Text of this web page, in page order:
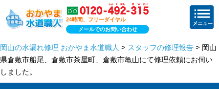
24時間、フリーダイヤル
メールでのお問い合わせ
岡山の水漏れ修理 おかやま水道職人 > スタッフの修理報告 > 岡山
県倉敷市船尾、倉敷市茶屋町、倉敷市亀山にて修理依頼にお伺い
しました。